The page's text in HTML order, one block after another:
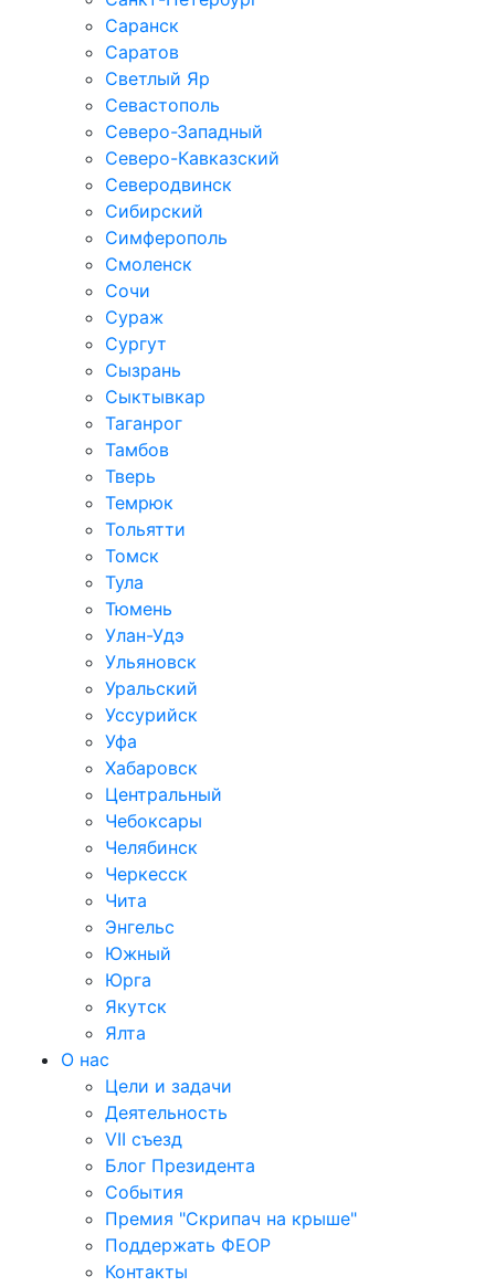
Саранск
Саратов
Светлый Яр
Севастополь
Северо-Западный
Северо-Кавказcкий
Северодвинск
Сибирский
Симферополь
Смоленск
Сочи
Сураж
Сургут
Сызрань
Сыктывкар
Таганрог
Тамбов
Тверь
Темрюк
Тольятти
Томск
Тула
Тюмень
Улан-Удэ
Ульяновск
Уральский
Уссурийск
Уфа
Хабаровск
Центральный
Чебоксары
Челябинск
Черкесск
Чита
Энгельс
Южный
Юрга
Якутск
Ялта
О нас
Цели и задачи
Деятельность
VII съезд
Блог Президента
События
Премия "Скрипач на крыше"
Поддержать ФЕОР
Контакты